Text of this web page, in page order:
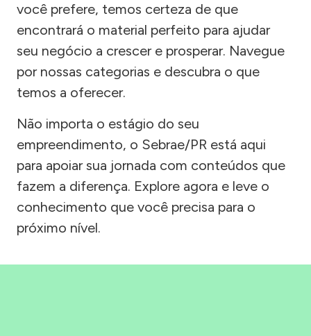
você prefere, temos certeza de que
encontrará o material perfeito para ajudar
seu negócio a crescer e prosperar. Navegue
por nossas categorias e descubra o que
temos a oferecer.
Não importa o estágio do seu
empreendimento, o Sebrae/PR está aqui
para apoiar sua jornada com conteúdos que
fazem a diferença. Explore agora e leve o
conhecimento que você precisa para o
próximo nível.